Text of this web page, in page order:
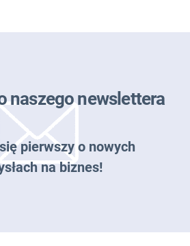
naszego newslettera
pierwszy o nowych
na biznes!